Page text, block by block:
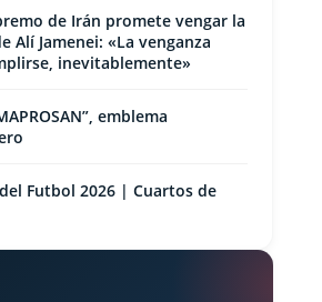
de Irán promete vengar la
Alí Jamenei: «La venganza
inevitablemente»
emblema
Futbol 2026 | Cuartos de